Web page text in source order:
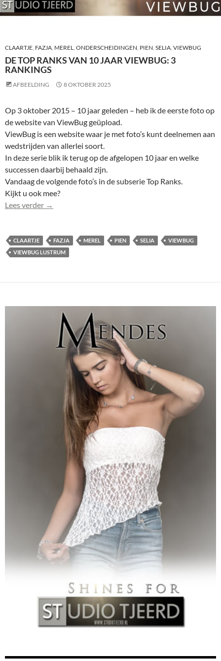
CLAARTJE, FAZJA, MEREL, ONDERSCHEIDINGEN, PIEN, SELIA, VIEWBUG
DE TOP RANKS VAN 10 JAAR VIEWBUG: 3
RANKINGS
AFBEELDING 8 OKTOBER 2025
Op 3 oktober 2015 – 10 jaar geleden – heb ik de eerste foto op
de website van ViewBug geüpload.
ViewBug is een website waar je met foto’s kunt deelnemen aan
wedstrijden van allerlei soort.
In deze serie blik ik terug op de afgelopen 10 jaar en welke
successen daarbij behaald zijn.
Vandaag de volgende foto’s in de subserie Top Ranks.
Kijkt u ook mee?
Lees verder De Top Ranks van 10 jaar ViewBug: 3 rankings
→
CLAARTJE FAZJA MEREL PIEN SELIA
VIEWBUG
VIEWBUG LUSTRUM